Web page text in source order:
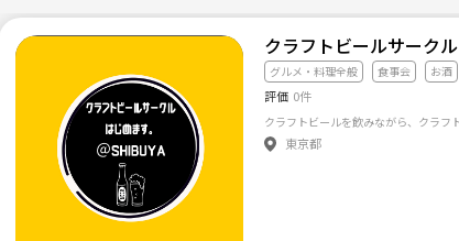
クラフトビールサークル
グルメ・料理全般 食事会 お酒
評価 0件
東京都